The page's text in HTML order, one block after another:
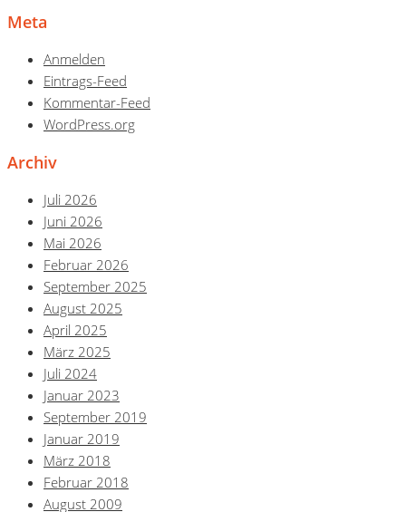
Meta
Anmelden
Eintrags-Feed
Kommentar-Feed
WordPress.org
Archiv
Juli 2026
Juni 2026
Mai 2026
Februar 2026
September 2025
August 2025
April 2025
März 2025
Juli 2024
Januar 2023
September 2019
Januar 2019
März 2018
Februar 2018
August 2009